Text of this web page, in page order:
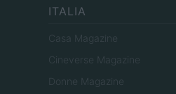
ITALIA
Casa Magazine
Cineverse Magazine
Donne Magazine